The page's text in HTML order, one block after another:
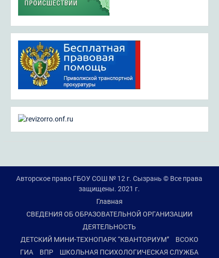
Авторское право ГБОУ СОШ № 12 г. Сызрань © Все права
защищены. 2021 г.
Главная
СВЕДЕНИЯ ОБ ОБРАЗОВАТЕЛЬНОЙ ОРГАНИЗАЦИИ
ДЕЯТЕЛЬНОСТЬ
ДЕТСКИЙ МИНИ-ТЕХНОПАРК “КВАНТОРИУМ”
ВСОКО
ГИА
ВПР ШКОЛЬНАЯ ПСИХОЛОГИЧЕСКАЯ СЛУЖБА